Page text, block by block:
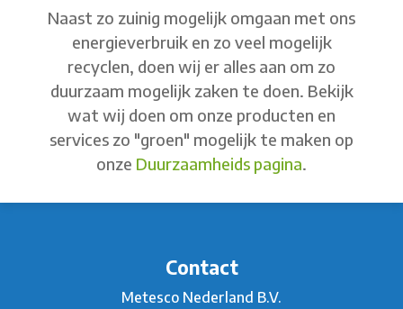
Naast zo zuinig mogelijk omgaan met ons
energieverbruik en zo veel mogelijk
recyclen, doen wij er alles aan om zo
duurzaam mogelijk zaken te doen. Bekijk
wat wij doen om onze producten en
services zo "groen" mogelijk te maken op
onze Duurzaamheids pagina.
Contact
Metesco Nederland B.V.